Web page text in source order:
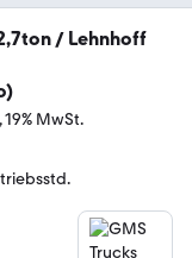
/ Lehnhoff
19% MwSt.